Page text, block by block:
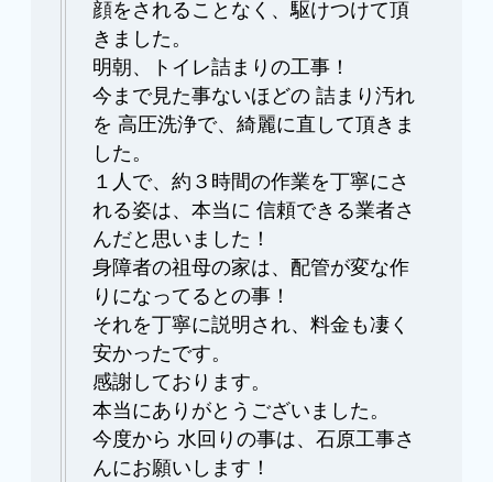
顔をされることなく、駆けつけて頂
きました。
明朝、トイレ詰まりの工事！
今まで見た事ないほどの 詰まり汚れ
を 高圧洗浄で、綺麗に直して頂きま
した。
１人で、約３時間の作業を丁寧にさ
れる姿は、本当に 信頼できる業者さ
んだと思いました！
身障者の祖母の家は、配管が変な作
りになってるとの事！
それを丁寧に説明され、料金も凄く
安かったです。
感謝しております。
本当にありがとうございました。
今度から 水回りの事は、石原工事さ
んにお願いします！